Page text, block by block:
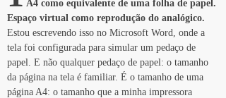
A4 como equivalente de uma folha de papel.
Espaço virtual como reprodução do analógico.
Estou escrevendo isso no Microsoft Word, onde a
tela foi configurada para simular um pedaço de
papel. E não qualquer pedaço de papel: o tamanho
da página na tela é familiar. É o tamanho de uma
página A4: o tamanho que a minha impressora